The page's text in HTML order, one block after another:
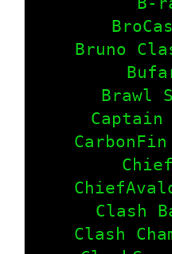
Bruno
Brawl
Captain
Clash
Clash